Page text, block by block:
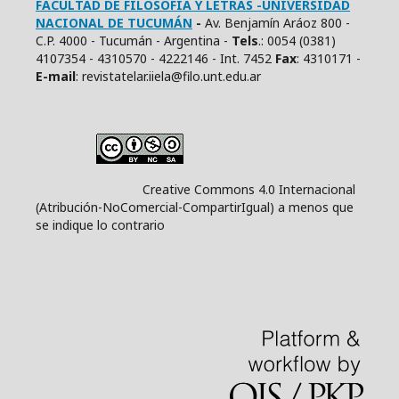
FACULTAD DE FILOSOFÍA Y LETRAS -UNIVERSIDAD
NACIONAL DE TUCUMÁN - Av. Benjamín Aráoz 800 -
C.P. 4000 - Tucumán - Argentina - Tels.: 0054 (0381)
4107354 - 4310570 - 4222146 - Int. 7452 Fax: 4310171 -
E-mail: revistatelar.iiela@filo.unt.edu.ar
Creative Commons 4.0 Internacional
(Atribución-NoComercial-CompartirIgual) a menos que
se indique lo contrario